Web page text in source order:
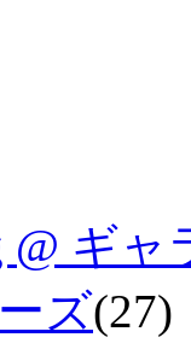
@ ギ
ズ(27)